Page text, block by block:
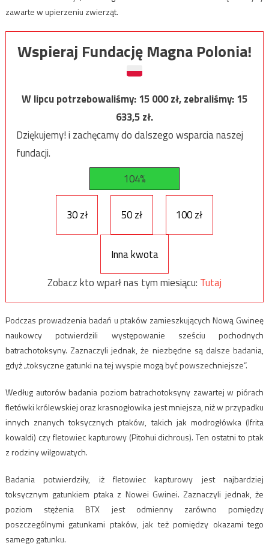
zawarte w upierzeniu zwierząt.
Wspieraj Fundację Magna Polonia!
W lipcu potrzebowaliśmy:15 000zł, zebraliśmy:15
633,5zł.
Dziękujemy! i zachęcamy do dalszego wsparcia naszej
fundacji.
104%
30 zł 50 zł 100 zł
Inna kwota
Zobacz kto wparł nas tym miesiącu: Tutaj
Podczas prowadzenia badań u ptaków zamieszkujących Nową Gwineę
naukowcy potwierdzili występowanie sześciu pochodnych
batrachotoksyny. Zaznaczyli jednak, że niezbędne są dalsze badania,
gdyż „toksyczne gatunki na tej wyspie mogą być powszechniejsze”.
Według autorów badania poziom batrachotoksyny zawartej w piórach
fletówki królewskiej oraz krasnogłowika jest mniejsza, niż w przypadku
innych znanych toksycznych ptaków, takich jak modrogłówka (Ifrita
kowaldi) czy fletowiec kapturowy (Pitohui dichrous). Ten ostatni to ptak
z rodziny wilgowatych.
Badania potwierdziły, iż fletowiec kapturowy jest najbardziej
toksycznym gatunkiem ptaka z Nowei Gwinei. Zaznaczyli jednak, że
poziom stężenia BTX jest odmienny zarówno pomiędzy
poszczególnymi gatunkami ptaków, jak też pomiędzy okazami tego
samego gatunku.